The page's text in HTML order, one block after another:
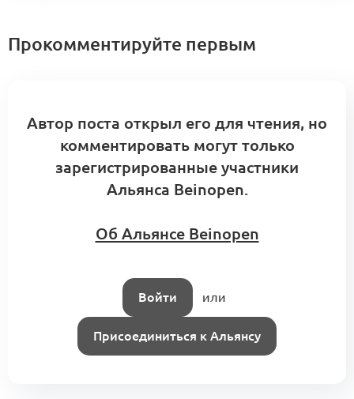
выводы из встречи форкурса
Интро: Анатолий Карнаухов 0
Алина Цуцу 0
Прокомментируйте первым
Автор поста открыл его для чтения, но
комментировать могут только
зарегистрированные участники
Альянса Beinopen.
Об Альянсе Beinopen
Войти или
Присоединиться к Альянсу